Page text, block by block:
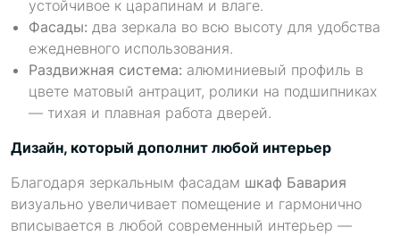
устойчивое к царапинам и влаге.
Фасады: два зеркала во всю высоту для удобства
ежедневного использования.
Раздвижная система: алюминиевый профиль в
цвете матовый антрацит, ролики на подшипниках
— тихая и плавная работа дверей.
Дизайн, который дополнит любой интерьер
Благодаря зеркальным фасадам шкаф Бавария
визуально увеличивает помещение и гармонично
вписывается в любой современный интерьер —